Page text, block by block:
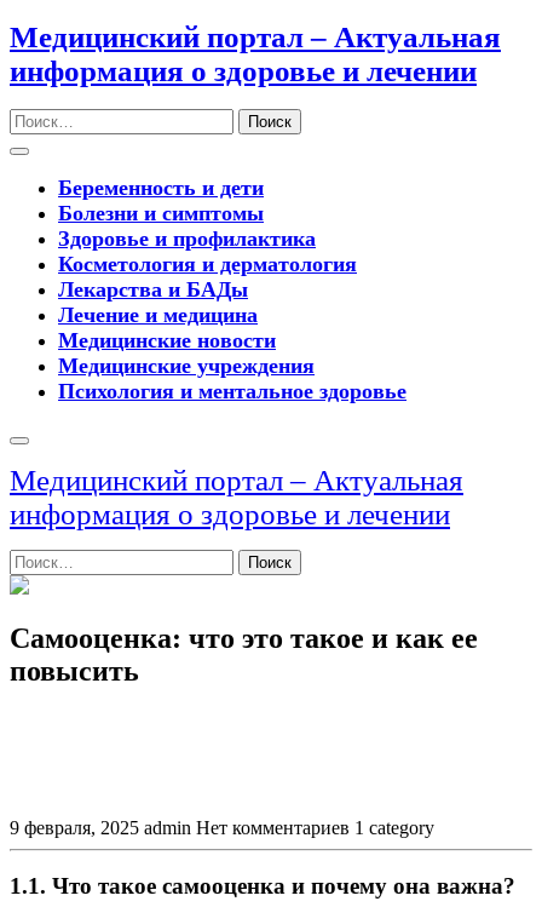
Перейти
к
содержимому
Медицинский портал – Актуальная
информация о здоровье и лечении
Поиск
Кнопка
ОткрытьБеременность и дети
Болезни и симптомы
Здоровье и профилактика
Косметология и дерматология
Лекарства и БАДы
Лечение и медицина
Медицинские новости
Медицинские учреждения
Психология и ментальное здоровье
Кнопка
Медицинский портал – Актуальная
информация о здоровье и лечении
Поиск
Самооценка: что это такое и как ее
повысить
9 февраля, 2025 admin Нет комментариев 1 category
1.1. Что такое самооценка и почему она важна?